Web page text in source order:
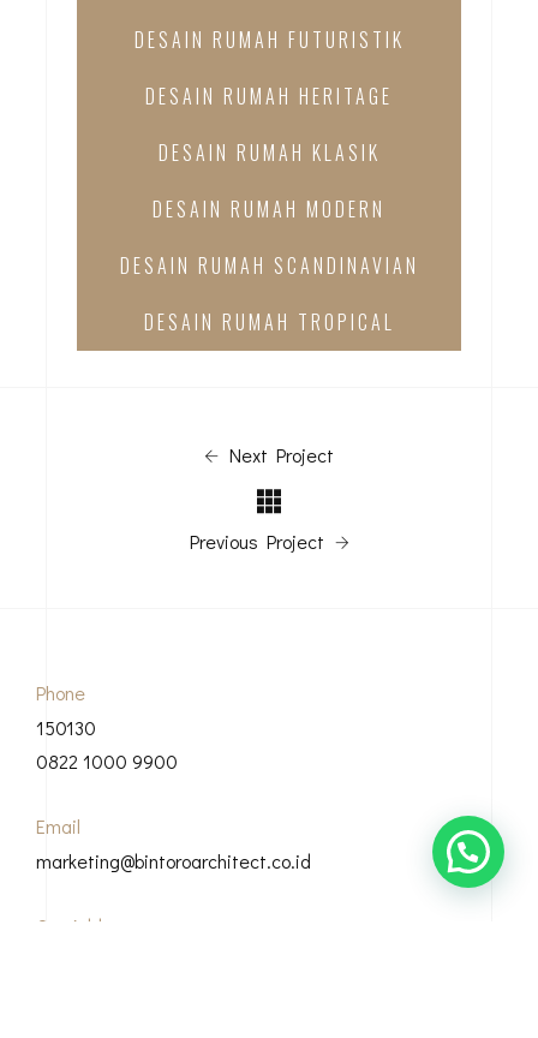
DESAIN RUMAH FUTURISTIK
DESAIN RUMAH HERITAGE
DESAIN RUMAH KLASIK
DESAIN RUMAH MODERN
DESAIN RUMAH SCANDINAVIAN
DESAIN RUMAH TROPICAL
Next Project
Previous Project
Phone
150130
0822 1000 9900
Email
marketing@bintoroarchitect.co.id
Our Address